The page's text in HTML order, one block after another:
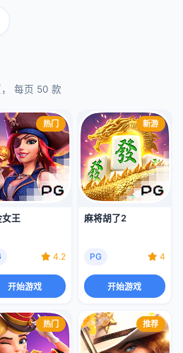
每页 50 款
热门
女王
4.2
开始游戏
新游
麻将胡了2
PG 4
开始游戏
热门 推荐